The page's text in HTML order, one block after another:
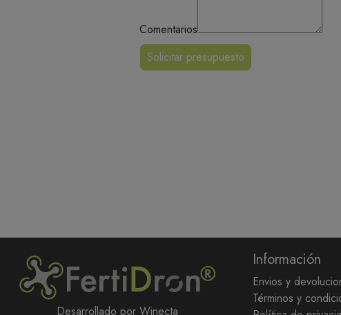
Comentarios
Solicitar presupuesto
Desarrollado por Winecta
Información
Envios y
Términos y